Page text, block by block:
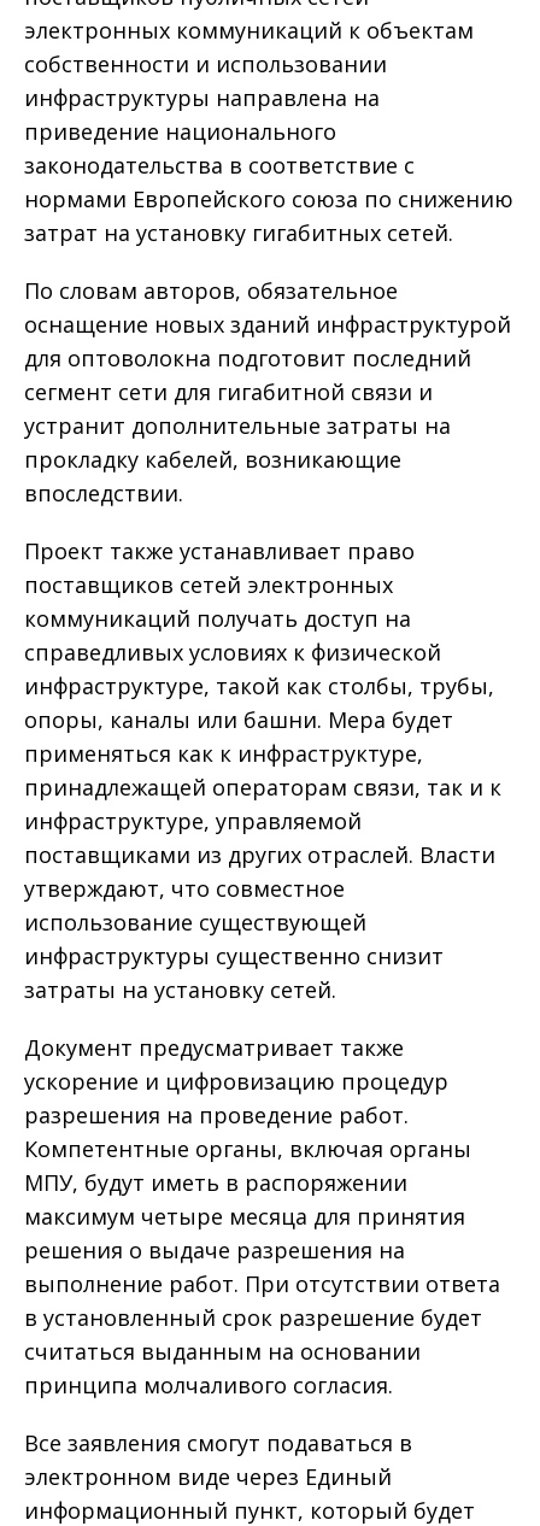
электронных коммуникаций к объектам
собственности и использовании
инфраструктуры направлена на
приведение национального
законодательства в соответствие с
нормами Европейского союза по снижению
затрат на установку гигабитных сетей.
По словам авторов, обязательное
оснащение новых зданий инфраструктурой
для оптоволокна подготовит последний
сегмент сети для гигабитной связи и
устранит дополнительные затраты на
прокладку кабелей, возникающие
впоследствии.
Проект также устанавливает право
поставщиков сетей электронных
коммуникаций получать доступ на
справедливых условиях к физической
инфраструктуре, такой как столбы, трубы,
опоры, каналы или башни. Мера будет
применяться как к инфраструктуре,
принадлежащей операторам связи, так и к
инфраструктуре, управляемой
поставщиками из других отраслей. Власти
утверждают, что совместное
использование существующей
инфраструктуры существенно снизит
затраты на установку сетей.
Документ предусматривает также
ускорение и цифровизацию процедур
разрешения на проведение работ.
Компетентные органы, включая органы
МПУ, будут иметь в распоряжении
максимум четыре месяца для принятия
решения о выдаче разрешения на
выполнение работ. При отсутствии ответа
в установленный срок разрешение будет
считаться выданным на основании
принципа молчаливого согласия.
Все заявления смогут подаваться в
электронном виде через Единый
информационный пункт, который будет